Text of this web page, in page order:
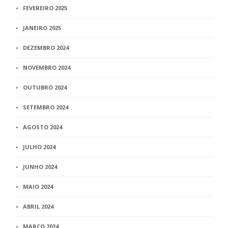
FEVEREIRO 2025
JANEIRO 2025
DEZEMBRO 2024
NOVEMBRO 2024
OUTUBRO 2024
SETEMBRO 2024
AGOSTO 2024
JULHO 2024
JUNHO 2024
MAIO 2024
ABRIL 2024
MARÇO 2024